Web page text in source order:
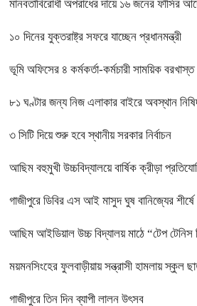
মানবতাবিরোধী অপরাধের দায়ে ১৬ জনের ফাঁসির
১০ দিনের যুক্তরাষ্ট্র সফরে যাচ্ছেন প্রধানমন্ত্রী
ভূমি অফিসের ৪ কর্মকর্তা-কর্মচারী সাময়িক বরখাস্ত
৮১ ঘণ্টার জন্য নিজ এলাকার বাইরে অবস্থান
৩ সিটি দিয়ে শুরু হবে স্থানীয় সরকার নির্বাচন
আছিম বহুমুখী উচ্চবিদ্যালয়ে বার্ষিক ক্রীড়া
গাজীপুরে ডিবির এস আই মাসুদ ঘুষ বানিজ্যের শীর্ষে
আছিম আইডিয়াল উচ্চ বিদ্যালয় মাঠে “টেপ টেনিস
ময়মনসিংহের ফুলবাড়ীয়ায় সন্ত্রাসী হামলায়
গাজীপুরে তিন দিন ব্যাপী লালন উৎসব